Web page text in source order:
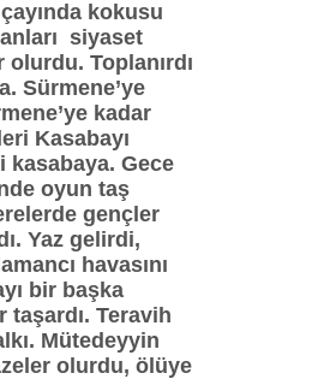
kokusu
siyaset
Toplanırdı
Sürmene’ye
kadar
Kasabayı
kasabaya. Gece
oyun taş
gençler
Yaz gelirdi,
havasını
bir başka
taşardı. Teravih
Mütedeyyin
olurdu, ölüye